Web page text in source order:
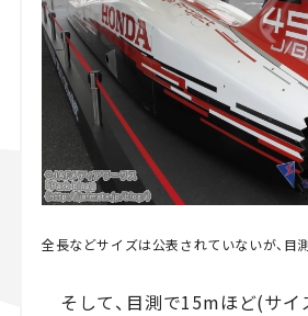
全長などサイズは公表されていないが、目
そして、目測で15mほど(サイ